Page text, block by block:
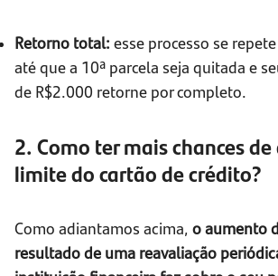
Retorno total: esse processo se
até que a 10ª parcela seja quitada e
de R$2.000 retorne por completo.
2. Como ter mais chances
limite do cartão de crédito?
Como adiantamos acima, o aumento
resultado de uma reavaliação